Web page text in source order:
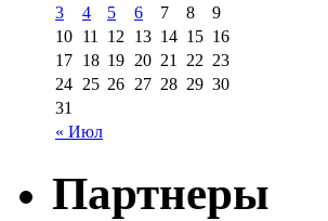
« Июл
3
4 5 6 7 8
9
10 11 12 13 14 15 16
17 18 19 20 21 22 23
24 25 26 27 28 29 30
31
Партнеры